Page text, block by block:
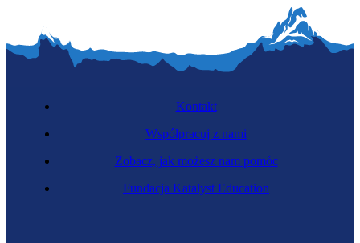
Badaczka rynku
Kontakt
Współpracuj z nami
Zobacz, jak możesz nam pomóc
Fundacja Katalyst Education